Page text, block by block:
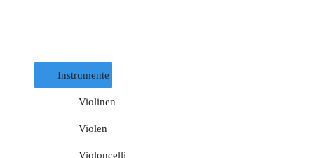
Instrumente
Violinen
Violen
Violoncelli